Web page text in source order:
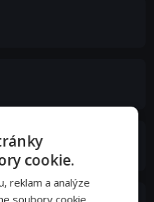
cookie.
reklam a analýze
soubory cookie.